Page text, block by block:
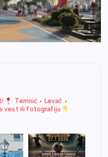
Temnić • Levač •
vest ili fotografiju